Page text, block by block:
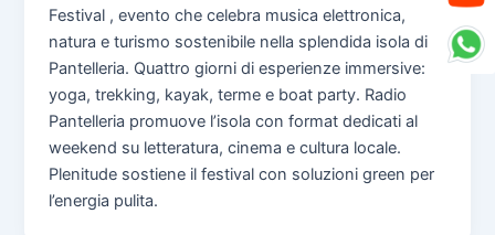
Festival , evento che celebra musica elettronica,
natura e turismo sostenibile nella splendida isola di
Pantelleria. Quattro giorni di esperienze immersive:
yoga, trekking, kayak, terme e boat party. Radio
Pantelleria promuove l’isola con format dedicati al
weekend su letteratura, cinema e cultura locale.
Plenitude sostiene il festival con soluzioni green per
l’energia pulita.